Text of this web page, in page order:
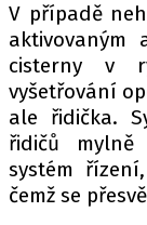
V případě
aktivovaným
cisterny v
vyšetřování
ale řidička.
řidičů
systém
čemž se